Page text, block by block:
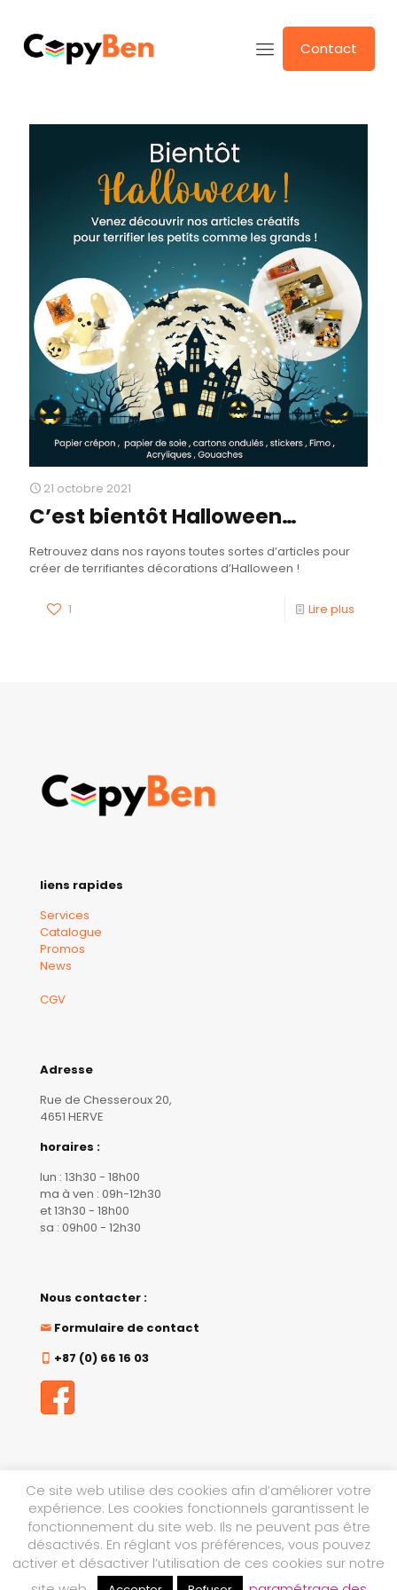
Contact
21 octobre 2021
C’est bientôt Halloween…
Retrouvez dans nos rayons toutes sortes d’articles pour
créer de terrifiantes décorations d’Halloween !
1 Lire plus
liens rapides
Services
Catalogue
Promos
News
CGV
Adresse
Rue de Chesseroux 20,
4651 HERVE
horaires :
lun : 13h30 - 18h00
ma à ven : 09h-12h30
et 13h30 - 18h00
sa : 09h00 - 12h30
Nous contacter :
Formulaire de contact
+87 (0) 66 16 03
Made by Dotcomwith love.
Ce site web utilise des cookies afin d’améliorer votre
expérience. Les cookies fonctionnels garantissent le
fonctionnement du site web. Ils ne peuvent pas être
désactivés. En réglant vos préférences, vous pouvez
activer et désactiver l’utilisation de ces cookies sur notre